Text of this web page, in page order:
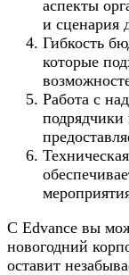
аспекты
и сценария
Гибкость
которые
Работа с
подрядчики
С Edvance вы
новогодний
оставит